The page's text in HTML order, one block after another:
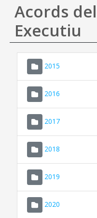
Acords
Executiu
2015
2016
2017
2018
2019
2020